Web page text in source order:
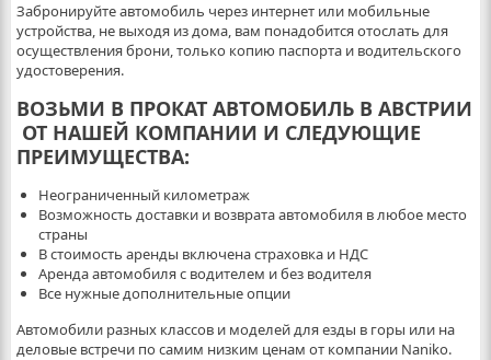
Забронируйте автомобиль через интернет или мобильные
устройства, не выходя из дома, вам понадобится отослать для
осуществления брони, только копию паспорта и водительского
удостоверения.
ВОЗЬМИ В ПРОКАТ АВТОМОБИЛЬ В АВСТРИИ
ОТ НАШЕЙ КОМПАНИИ И СЛЕДУЮЩИЕ
ПРЕИМУЩЕСТВА:
Неограниченный километраж
Возможность доставки и возврата автомобиля в любое место
страны
В стоимость аренды включена страховка и НДС
Аренда автомобиля с водителем и без водителя
Все нужные дополнительные опции
Автомобили разных классов и моделей для езды в горы или на
деловые встречи по самим низким ценам от компании Naniko.